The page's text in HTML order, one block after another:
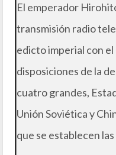
El emperador
transmisión radio
edicto imperial con
disposiciones de la
cuatro grandes,
Unión Soviética y
que se establecen